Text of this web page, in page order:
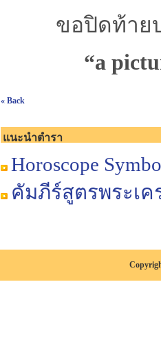
ขอปิดท้ายบท
“a
« Back
แนะนำตำรา
Horoscope
คัมภีร์สูตรพระเ